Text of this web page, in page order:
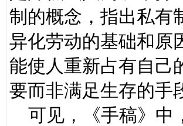
制的概念，指出私有
异化劳动的基础和原
能使人重新占有自己
要而非满足生存的手
可见，《手稿》中